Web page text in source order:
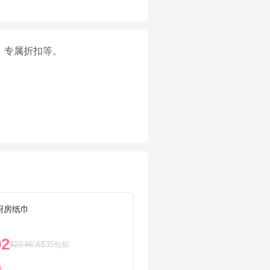
属折扣等。
房纸巾
$22.86满$35包邮